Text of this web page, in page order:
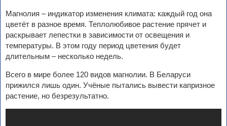
Магнолия – индикатор изменения климата: каждый год она
цветёт в разное время. Теплолюбивое растение прячет и
раскрывает лепестки в зависимости от освещения и
температуры. В этом году период цветения будет
длительным – несколько недель.
Всего в мире более 120 видов магнолии. В Беларуси
прижился лишь один. Учёные пытались вывести капризное
растение, но безрезультатно.